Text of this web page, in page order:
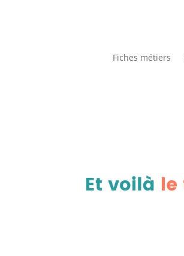
Fiches métiers